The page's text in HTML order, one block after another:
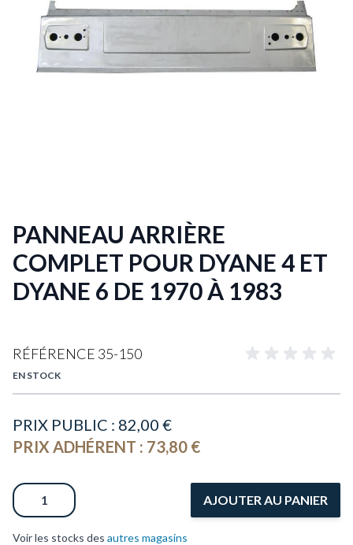
PANNEAU ARRIÈRE
COMPLET POUR DYANE 4 ET
DYANE 6 DE 1970 À 1983
RÉFÉRENCE 35-150
EN STOCK
PRIX PUBLIC : 82,00 €
PRIX ADHÉRENT : 73,80 €
Quantité
AJOUTER AU PANIER
Voir les stocks des autres magasins